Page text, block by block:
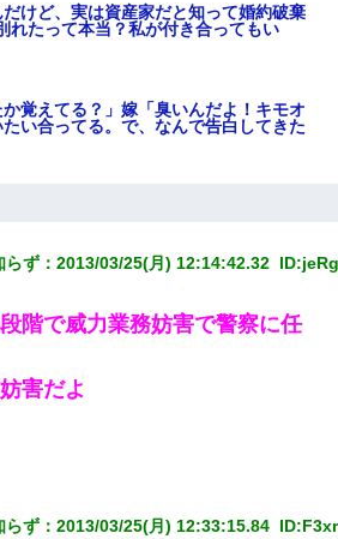
けど、実は資産家だと知って婚約破棄
れたって本当？私が付き合ってもい
覚えてる？」嫁「臭いんだよ！キモオ
い合ってる。で、なんで告白してきた
14才、乳丸出し、毛はうっすら生えか
像が送られてきた
と名乗る女が、ツケで宝石を買おうと
翌日。ママ友たちの様子が微妙におか
らず ：2013/03/25(月) 12:14:42.32 ID:
階で威力業務妨害で警察に任
害だよ
らず ：2013/03/25(月) 12:33:15.84 ID: